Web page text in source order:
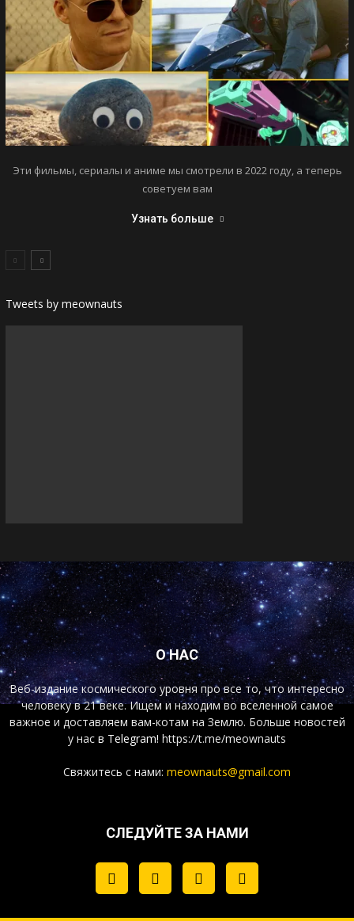
Эти фильмы, сериалы и аниме мы смотрели в 2022 году, а теперь
советуем вам
Узнать больше
Tweets by meownauts
О НАС
Веб-издание космического уровня про все то, что интересно
человеку в 21 веке. Ищем и находим во вселенной самое
важное и доставляем вам-котам на Землю. Больше новостей
у нас в Telegram! https://t.me/meownauts
Свяжитесь с нами: meownauts@gmail.com
СЛЕДУЙТЕ ЗА НАМИ